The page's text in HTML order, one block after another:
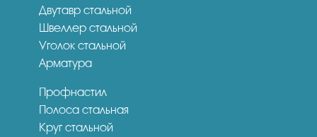
Двутавр стальной
Швеллер стальной
Уголок стальной
Арматура
Профнастил
Полоса стальная
Круг стальной